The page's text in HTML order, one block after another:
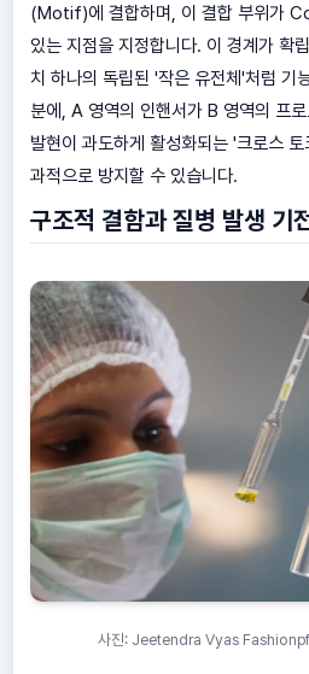
(Motif)에 결합하며, 이 결합 부위가
있는 지점을 지정합니다. 이 경계가 확
치 하나의 독립된 '작은 유전체'처럼 기
분에, A 영역의 인핸서가 B 영역의 프
발현이 과도하게 활성화되는 '크로스
과적으로 방지할 수 있습니다.
구조적 결함과 질병 발생 기
사진: Jeetendra Vyas